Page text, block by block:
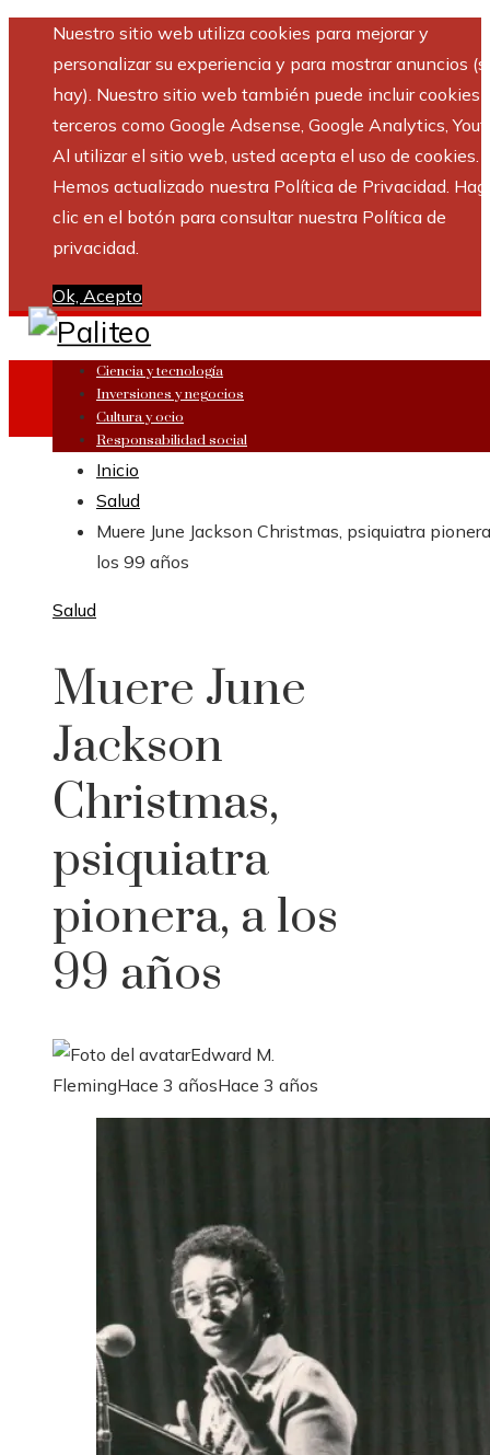
Nuestro sitio web utiliza cookies para mejorar y
personalizar su experiencia y para mostrar anuncios
hay). Nuestro sitio web también puede incluir cookies
terceros como Google Adsense, Google Analytics,
Al utilizar el sitio web, usted acepta el uso de cookies.
Hemos actualizado nuestra Política de Privacidad.
clic en el botón para consultar nuestra Política de
privacidad.
Ok, Acepto
Ciencia y tecnología
Inversiones y negocios
Cultura y ocio
Responsabilidad social
Inicio
Salud
Muere June Jackson Christmas, psiquiatra
los 99 años
Salud
Muere June
Jackson
Christmas,
psiquiatra
pionera, a los
99 años
Edward M.
FlemingHace 3 añosHace 3 años